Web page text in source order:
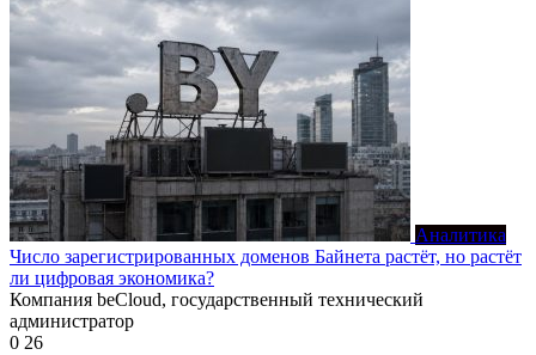
Аналитика
Число зарегистрированных доменов Байнета растёт, но растёт
ли цифровая экономика?
Компания beCloud, государственный технический
администратор
0 26